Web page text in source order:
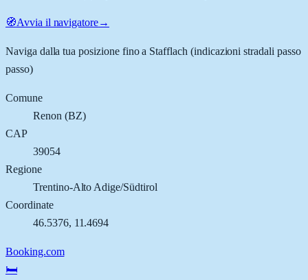
🧭Avvia il navigatore→
Naviga dalla tua posizione fino a Stafflach (indicazioni stradali passo
passo)
Comune
Renon (BZ)
CAP
39054
Regione
Trentino-Alto Adige/Südtirol
Coordinate
46.5376, 11.4694
Booking.com
🛏️